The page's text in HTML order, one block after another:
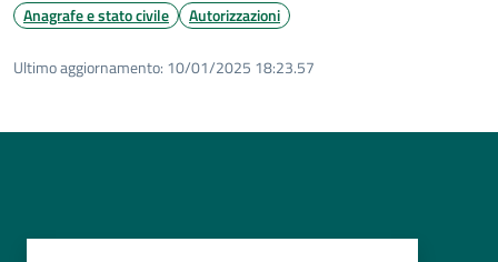
Anagrafe e stato civile Autorizzazioni
Ultimo aggiornamento: 10/01/2025 18:23.57